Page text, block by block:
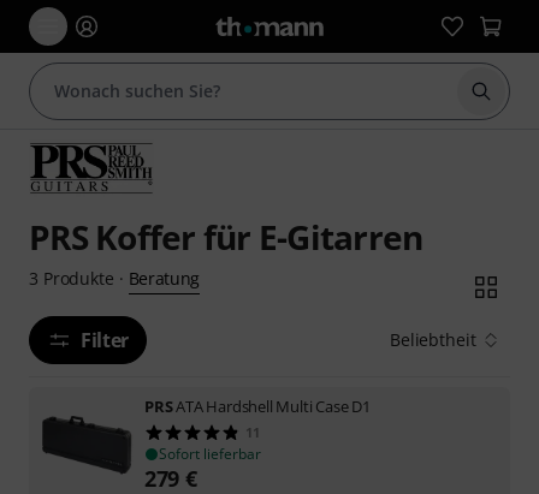
Suche
PRS Koffer für E-Gitarren
3 Produkte · Beratung
Filter Beliebtheit
PRSATA Hardshell Multi Case D1
11
Sofort lieferbar
279 €